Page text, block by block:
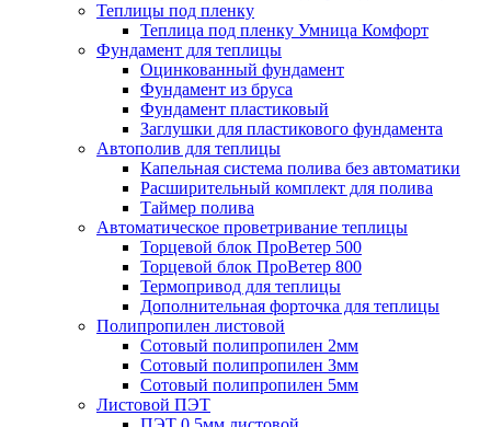
Теплицы под пленку
Теплица под пленку Умница Комфорт
Фундамент для теплицы
Оцинкованный фундамент
Фундамент из бруса
Фундамент пластиковый
Заглушки для пластикового фундамента
Автополив для теплицы
Капельная система полива без автоматики
Расширительный комплект для полива
Таймер полива
Автоматическое проветривание теплицы
Торцевой блок ПроВетер 500
Торцевой блок ПроВетер 800
Термопривод для теплицы
Дополнительная форточка для теплицы
Полипропилен листовой
Сотовый полипропилен 2мм
Сотовый полипропилен 3мм
Сотовый полипропилен 5мм
Листовой ПЭТ